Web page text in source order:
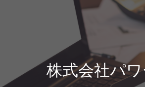
Skip to
株式会社パ